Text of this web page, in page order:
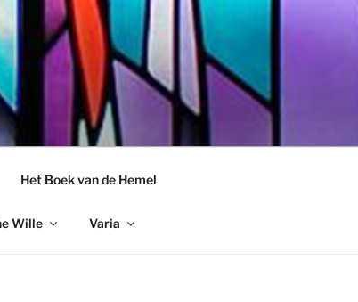
Het Boek van de Hemel
Wille Varia